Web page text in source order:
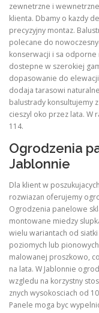
zewnetrzne i
klienta. Dbamy o kazdy
precyzyjny montaz.
polecane do
konserwacji i sa odporne
dostepne w szerokiej
dopasowanie do
dodaja tarasowi
balustrady konsultujemy
cieszyl oko przez lata. W
114.
Ogrodzenia
Jablonnie
Dla klient w
rozwiazan oferujemy
Ogrodzenia panelowe
montowane miedzy
wielu wariantach od
poziomych lub
malowanej proszkowo,
na lata. W Jablonnie
wzgledu na korzystny
znych wysokosciach od
Panele moga byc